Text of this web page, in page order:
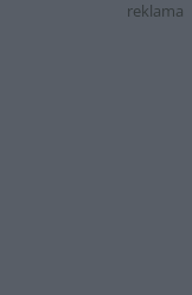
reklama